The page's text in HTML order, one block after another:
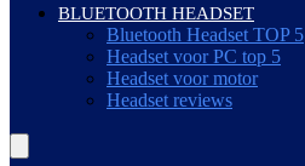
BLUETOOTH HEADSET
Bluetooth Headset TOP 5
Headset voor PC top 5
Headset voor motor
Headset reviews